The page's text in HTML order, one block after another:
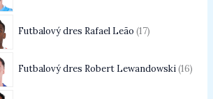
Futbalový dres Rafael Leão 17
Futbalový dres Robert Lewandowski 16